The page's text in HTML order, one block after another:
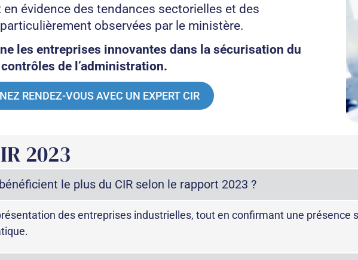
évidence des tendances sectorielles et des
observées par le ministère.
les entreprises innovantes dans la sécurisation du
de l’administration.
RENDEZ-VOUS AVEC UN EXPERT CIR
2023
le plus du CIR selon le rapport 2023 ?
des entreprises industrielles, tout en confirmant une